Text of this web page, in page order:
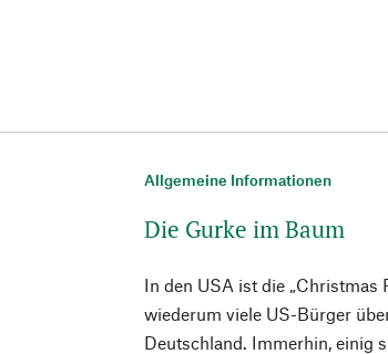
Allgemeine Informationen
Die Gurke im Baum
In den USA ist die „Christmas
wiederum viele US-Bürger
Deutschland. Immerhin, einig